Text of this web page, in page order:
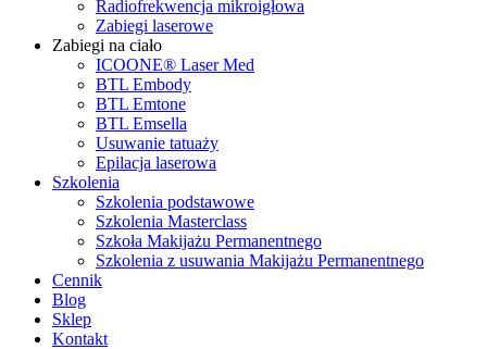
Radiofrekwencja mikroigłowa
Zabiegi laserowe
Zabiegi na ciało
ICOONE® Laser Med
BTL Embody
BTL Emtone
BTL Emsella
Usuwanie tatuaży
Epilacja laserowa
Szkolenia
Szkolenia podstawowe
Szkolenia Masterclass
Szkoła Makijażu Permanentnego
Szkolenia z usuwania Makijażu Permanentnego
Cennik
Blog
Sklep
Kontakt